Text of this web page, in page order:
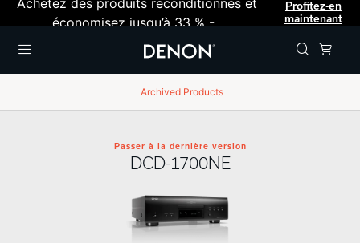
Achetez des produits reconditionnés et
économisez jusqu’à 33 % -
Profitez-en
maintenant
Archived Products
Passer à la dernière version
DCD-1700NE